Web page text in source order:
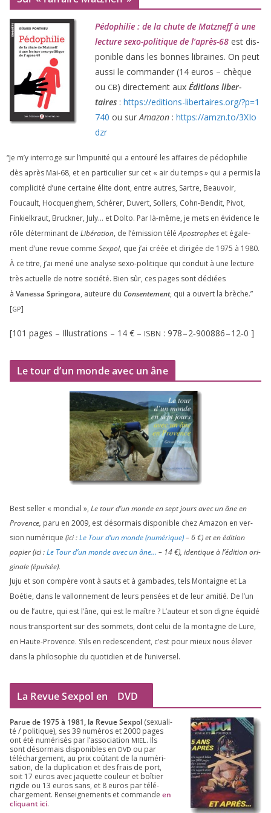
Pédophilie : de la chute de Matzneff à une
lec­ture sexo-poli­tique de l’après-68 est dis­
po­nible dans les bonnes librai­ries. On peut
aus­si le com­man­der (14 euros – chèque
ou CB) direc­te­ment aux Éditions liber­
taires : https://​edi​tions​-liber​taires​.org/​?​p​=​1
740 ou surAmazon : https://​amzn​.to/​3​X​I​o​
dzr
“Je m’y inter­roge sur l’impunité qui a entou­ré les affaires de pédo­phi­lie
dès après Mai-68, et en par­ti­cu­lier sur cet « air du temps » qui a per­mis la
com­pli­ci­té d’une cer­taine élite dont, entre autres, Sartre, Beauvoir,
Foucault, Hocquenghem, Schérer, Duvert, Sollers, Cohn-Bendit, Pivot,
Finkielkraut, Bruckner, July… et Dolto. Par là-même, je mets en évi­dence le
rôle déter­mi­nant de Libération, de l’émission téléApostrophes et éga­le­
ment d’une revue comme Sexpol, que j’ai créée et diri­gée de 1975 à 1980.
À ce titre, j’ai mené une ana­lyse sexo-poli­tique qui conduit à une lec­ture
très actuelle de notre socié­té. Bien sûr, ces pages sont dédiées
à Vanessa Springora, auteure du Consentement, qui a ouvert la brèche.”
[GP]
[101 pages – Illustrations – 14 € – ISBN : 978–2‑900886–12‑0 ]
Le tour d’un monde avec un âne
Best sel­ler « mon­dial », Le tour d’un monde en sept jours avec un âne en
Provence, paru en 2009, est désor­mais dis­po­nible chez Amazon en ver­
sion numé­rique (ici :Le Tour d’un monde (numé­rique)–6€) et en édi­tion
papier (ici :Le Tour d’un monde avec un âne… – 14€), iden­tique à l’é­di­tion ori­
gi­nale (épui­sée).
Juju et son com­père vont à sauts et à gam­bades, tels Montaigne et La
Boétie, dans le val­lon­ne­ment de leurs pen­sées et de leur ami­tié. De l’un
ou de l’autre, qui est l’âne, qui est le maître ? L’auteur et son digne équi­dé
nous trans­portent sur des som­mets, dont celui de la mon­tagne de Lure,
en Haute-Provence. S’ils en redes­cendent, c’est pour mieux nous éle­ver
dans la phi­lo­so­phie du quo­ti­dien et de l’universel.
La Revue Sexpol en DVD
Parue de 1975à 1981, la Revue Sex­pol (sexua­li­
té /​ poli­tique), ses39 numé­ros et2000 pages
ont été numé­ri­sés par l’as­so­cia­tion MIEL . Ils
sont désor­mais dis­po­nibles en DVD ou par
télé­char­ge­ment, au prix coû­tant de la numé­ri­
sa­tion, de la dupli­ca­tion et des frais de port,
soit 17 euros avec jaquette cou­leur et boî­tier
rigide ou 13 euros sans, et 8 euros par télé­
char­ge­ment. Ren­sei­gne­ments et com­mande en
cli­quant ici.